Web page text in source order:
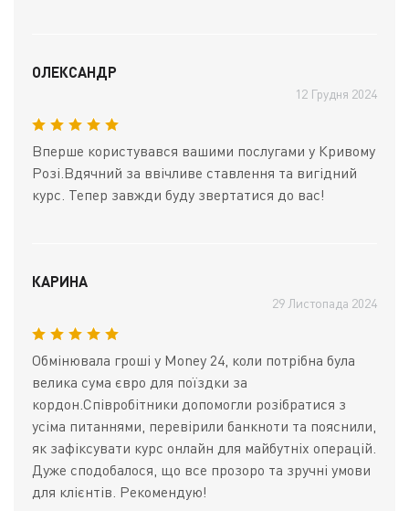
ОЛЕКСАНДР
12 Грудня 2024
Вперше користувався вашими послугами у Кривому
Розі.Вдячний за ввічливе ставлення та вигідний
курс. Тепер завжди буду звертатися до вас!
КАРИНА
29 Листопада 2024
Обмінювала гроші у Money 24, коли потрібна була
велика сума євро для поїздки за
кордон.Співробітники допомогли розібратися з
усіма питаннями, перевірили банкноти та пояснили,
як зафіксувати курс онлайн для майбутніх операцій.
Дуже сподобалося, що все прозоро та зручні умови
для клієнтів. Рекомендую!